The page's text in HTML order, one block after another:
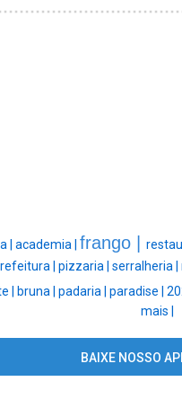
| academia | frango |
| pizzaria | serralheria |
| bruna | padaria | paradise |
mais |
BAIXE NOSSO